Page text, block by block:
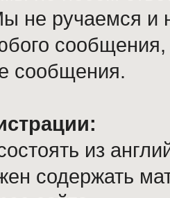
не ручаемся и
сообщения.
из
содержать